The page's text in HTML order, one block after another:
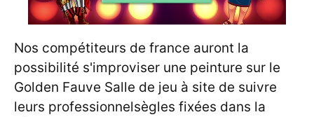
Nos compétiteurs de france auront la
possibilité s'improviser une peinture sur le
Golden Fauve Salle de jeu à site de suivre
leurs professionnelsègles fixées dans la